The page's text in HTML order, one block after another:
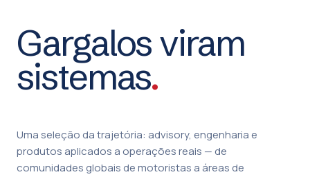
Gargalos viram
sistemas.
Uma seleção da trajetória: advisory, engenharia e
produtos aplicados a operações reais — de
comunidades globais de motoristas a áreas de